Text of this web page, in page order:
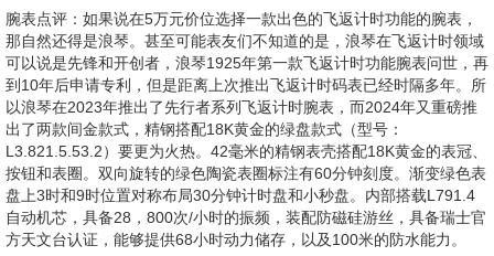
腕表点评：如果说在5万元价位选择一款出色的飞返计时功能的腕表，
那自然还得是浪琴。甚至可能表友们不知道的是，浪琴在飞返计时领域
可以说是先锋和开创者，浪琴1925年第一款飞返计时功能腕表问世，再
到10年后申请专利，但是距离上次推出飞返计时码表已经时隔多年。所
以浪琴在2023年推出了先行者系列飞返计时腕表，而2024年又重磅推
出了两款间金款式，精钢搭配18K黄金的绿盘款式（型号：
L3.821.5.53.2）要更为火热。42毫米的精钢表壳搭配18K黄金的表冠、
按钮和表圈。双向旋转的绿色陶瓷表圈标注有60分钟刻度。渐变绿色表
盘上3时和9时位置对称布局30分钟计时盘和小秒盘。内部搭载L791.4
自动机芯，具备28，800次/小时的振频，装配防磁硅游丝，具备瑞士官
方天文台认证，能够提供68小时动力储存，以及100米的防水能力。